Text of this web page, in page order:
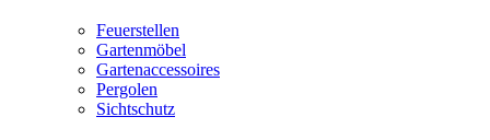
Feuerstellen
Gartenmöbel
Gartenaccessoires
Pergolen
Sichtschutz